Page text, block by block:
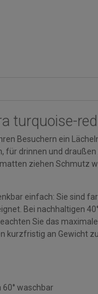
turquoise-
Besuchern ein
drinnen und
ziehen Schmutz
einfach: Sie sind
Bei nachhaltigen
Sie das
kurzfristig an Gewicht
60° waschbar